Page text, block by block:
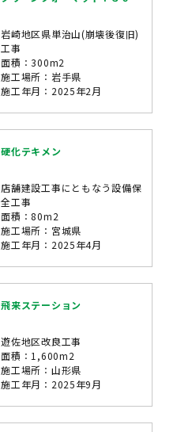
岩崎地区県単治山(崩壊後復旧)
工事
面積：300m2
施工場所：岩手県
施工年月：2025年2月
硬化テキメン
店舗建設工事にともなう設備保
全工事
面積：80m2
施工場所：宮城県
施工年月：2025年4月
飛来ステーション
遊佐地区改良工事
面積：1,600m2
施工場所：山形県
施工年月：2025年9月